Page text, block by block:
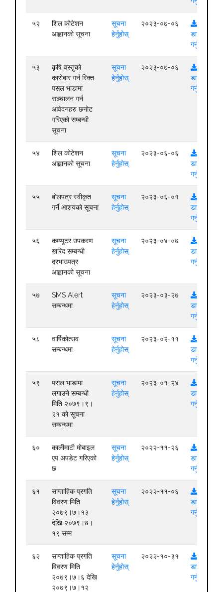
५२
शिल कोटेशन
आह्वानको सूचना
सूचना
हेर्नुहोस्
२०२३-०७-०६
डाउनलोड
गर्नुहोस्
५३
कृषि वस्तुको
कारोबार गर्न रिक्त
पसल भाडामा
सञ्चालन गर्न
आवेदनहरु छनोट
गरिएको सम्बन्धी
सूचना
सूचना
हेर्नुहोस्
२०२३-०७-०६
डाउनलोड
गर्नुहोस्
५४
शिल कोटेशन
आह्वानको सूचना
सूचना
हेर्नुहोस्
२०२३-०६-०६
डाउनलोड
गर्नुहोस्
५५
बोलपत्र स्वीकृत
गर्ने आशयको सूचना
सूचना
हेर्नुहोस्
२०२३-०६-०१
डाउनलोड
गर्नुहोस्
५६
कम्प्यूटर उपकरण
खरिद सम्बन्धी
दरभाउपत्र
आह्वानको सूचना
सूचना
हेर्नुहोस्
२०२३-०४-०७
डाउनलोड
गर्नुहोस्
५७
SMS Alert
सम्बन्धमा
सूचना
हेर्नुहोस्
२०२३-०३-२७
डाउनलोड
गर्नुहोस्
५८
वार्षिकोत्सव
सम्बन्धमा
सूचना
हेर्नुहोस्
२०२३-०२-११
डाउनलोड
गर्नुहोस्
५९
पसल भाडामा
लगाउने सम्बन्धी
मिति २०७९।९।
२१ को सूचना
सम्बन्धमा
सूचना
हेर्नुहोस्
२०२३-०१-२४
डाउनलोड
गर्नुहोस्
६०
कालीमाटी मोबाइल
एप अपडेट गरिएको
छ
सूचना
हेर्नुहोस्
२०२२-११-२६
डाउनलोड
गर्नुहोस्
६१
साप्ताहिक प्रगति
विवरण मिति
२०७९।७।१३
देखि २०७९।७।
१९ सम्म
सूचना
हेर्नुहोस्
२०२२-११-०६
डाउनलोड
गर्नुहोस्
६२
साप्ताहिक प्रगति
विवरण मिति
२०७९।७।६ देखि
२०७९।७।१२
सूचना
हेर्नुहोस्
२०२२-१०-३१
डाउनलोड
गर्नुहोस्